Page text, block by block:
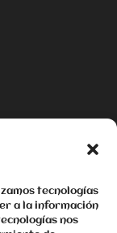
tecnologías
a la información
nos